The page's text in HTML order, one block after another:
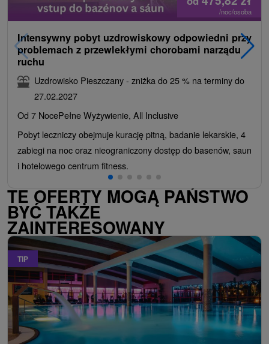
/noc/osoba
Intensywny pobyt uzdrowiskowy odpowiedni przy
problemach z przewlekłymi chorobami narządu
ruchu
Uzdrowisko Pieszczany - zniżka do 25 % na terminy do
27.02.2027
Od 7 NocePełne Wyżywienie, All Inclusive
Pobyt leczniczy obejmuje kurację pitną, badanie lekarskie, 4
zabiegi na noc oraz nieograniczony dostęp do basenów, saun
i hotelowego centrum fitness.
TE OFERTY MOGĄ PAŃSTWO
BYĆ TAKŻE
ZAINTERESOWANY
TIP